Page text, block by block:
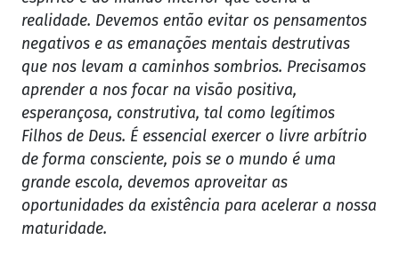
realidade. Devemos então evitar os pensamentos
negativos e as emanações mentais destrutivas
que nos levam a caminhos sombrios. Precisamos
aprender a nos focar na visão positiva,
esperançosa, construtiva, tal como legítimos
Filhos de Deus. É essencial exercer o livre arbítrio
de forma consciente, pois se o mundo é uma
grande escola, devemos aproveitar as
oportunidades da existência para acelerar a nossa
maturidade.